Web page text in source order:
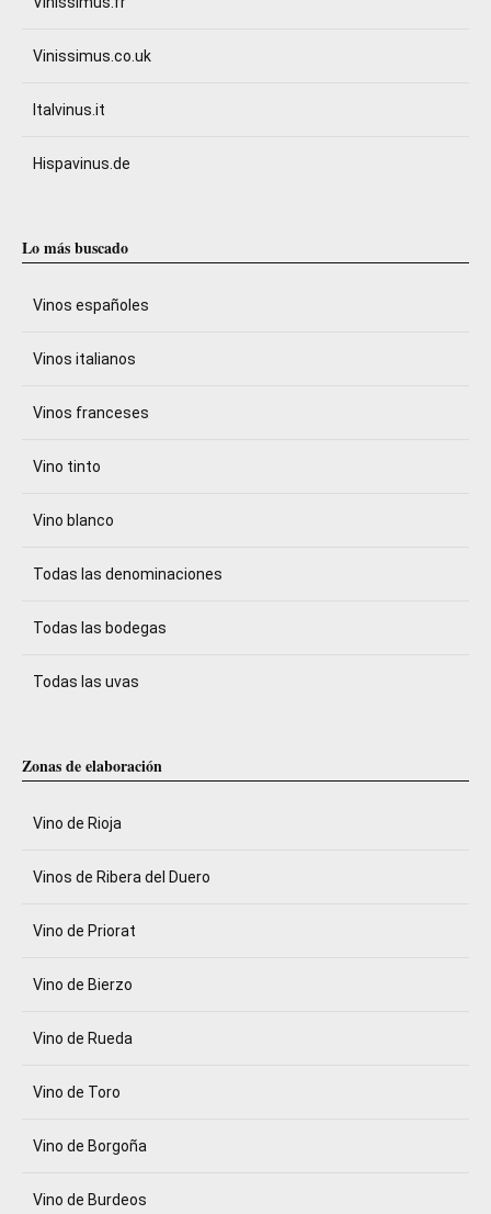
Vinissimus.co.uk
Italvinus.it
Hispavinus.de
Lo más buscado
Vinos españoles
Vinos italianos
Vinos franceses
Vino tinto
Vino blanco
Todas las denominaciones
Todas las bodegas
Todas las uvas
Zonas de elaboración
Vino de Rioja
Vinos de Ribera del Duero
Vino de Priorat
Vino de Bierzo
Vino de Rueda
Vino de Toro
Vino de Borgoña
Vino de Burdeos